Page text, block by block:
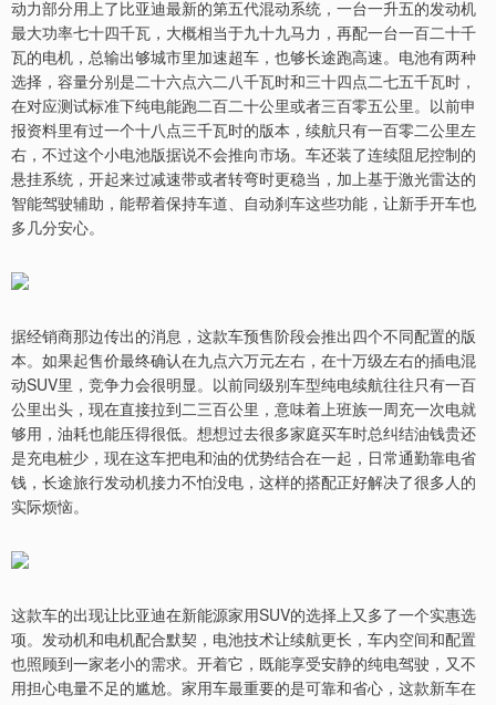
动力部分用上了比亚迪最新的第五代混动系统，一台一升五的发动机
最大功率七十四千瓦，大概相当于九十九马力，再配一台一百二十千
瓦的电机，总输出够城市里加速超车，也够长途跑高速。电池有两种
选择，容量分别是二十六点六二八千瓦时和三十四点二七五千瓦时，
在对应测试标准下纯电能跑二百二十公里或者三百零五公里。以前申
报资料里有过一个十八点三千瓦时的版本，续航只有一百零二公里左
右，不过这个小电池版据说不会推向市场。车还装了连续阻尼控制的
悬挂系统，开起来过减速带或者转弯时更稳当，加上基于激光雷达的
智能驾驶辅助，能帮着保持车道、自动刹车这些功能，让新手开车也
多几分安心。
据经销商那边传出的消息，这款车预售阶段会推出四个不同配置的版
本。如果起售价最终确认在九点六万元左右，在十万级左右的插电混
动SUV里，竞争力会很明显。以前同级别车型纯电续航往往只有一百
公里出头，现在直接拉到二三百公里，意味着上班族一周充一次电就
够用，油耗也能压得很低。想想过去很多家庭买车时总纠结油钱贵还
是充电桩少，现在这车把电和油的优势结合在一起，日常通勤靠电省
钱，长途旅行发动机接力不怕没电，这样的搭配正好解决了很多人的
实际烦恼。
这款车的出现让比亚迪在新能源家用SUV的选择上又多了一个实惠选
项。发动机和电机配合默契，电池技术让续航更长，车内空间和配置
也照顾到一家老小的需求。开着它，既能享受安静的纯电驾驶，又不
用担心电量不足的尴尬。家用车最重要的是可靠和省心，这款新车在